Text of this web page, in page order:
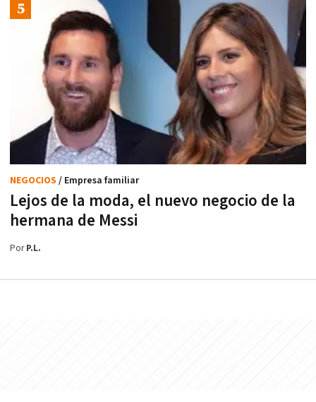
Lejos de la moda, el nuevo negocio de la
hermana de Messi
NEGOCIOS / Empresa familiar
PorP.L.